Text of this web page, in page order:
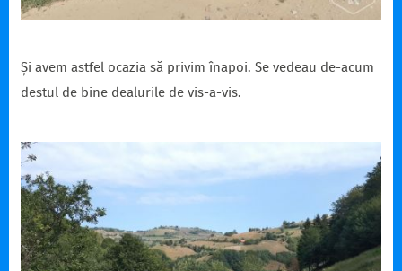
Și avem astfel ocazia să privim înapoi. Se vedeau de-acum
destul de bine dealurile de vis-a-vis.